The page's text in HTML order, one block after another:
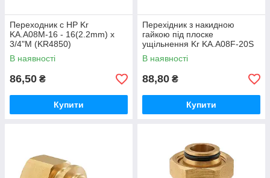
Переходник с НР Kr
KA.A08M-16 - 16(2.2mm) x
3/4"M (KR4850)
В наявності
86,50 ₴
Купити
Перехідник з накидною
гайкою під плоске
ущільнення Kr KA.A08F-20S
— 20(2.8mm) x 3/4"F
(KR4867)
В наявності
88,80 ₴
Купити